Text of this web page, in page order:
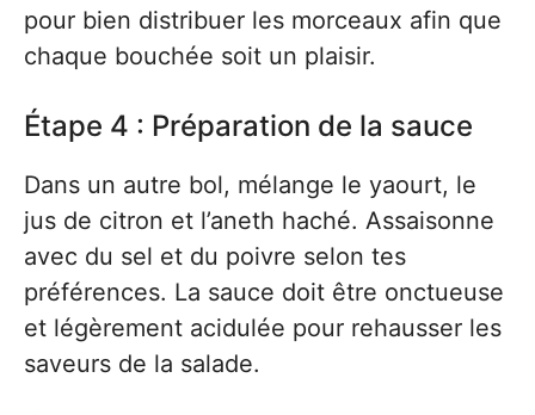
pour bien distribuer les morceaux afin que
chaque bouchée soit un plaisir.
Étape 4 : Préparation de la sauce
Dans un autre bol, mélange le yaourt, le
jus de citron et l’aneth haché. Assaisonne
avec du sel et du poivre selon tes
préférences. La sauce doit être onctueuse
et légèrement acidulée pour rehausser les
saveurs de la salade.